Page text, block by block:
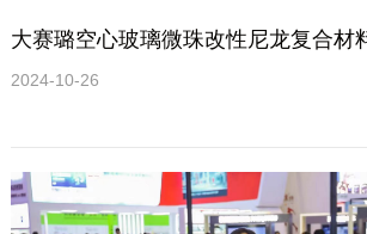
2024-10-26